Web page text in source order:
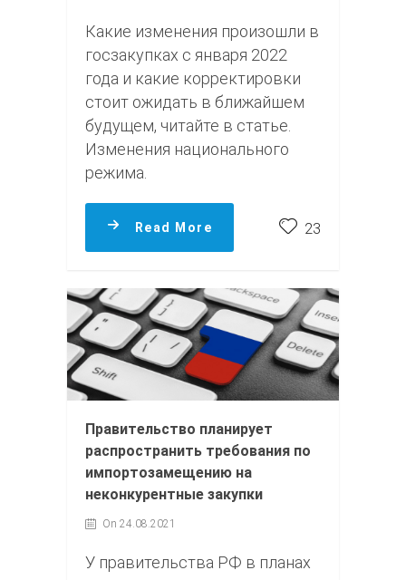
Какие изменения произошли в
госзакупках с января 2022
года и какие корректировки
стоит ожидать в ближайшем
будущем, читайте в статье.
Изменения национального
режима.
Read More 23
Правительство планирует
распространить требования по
импортозамещению на
неконкурентные закупки
On 24.08.2021
У правительства РФ в планах